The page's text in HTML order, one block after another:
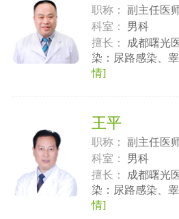
职称：
副主任医
科室：
男科
擅长：
成都曙光
染：尿路感染、
情]
王平
职称：
副主任医
科室：
男科
擅长：
成都曙光
染：尿路感染、
情]